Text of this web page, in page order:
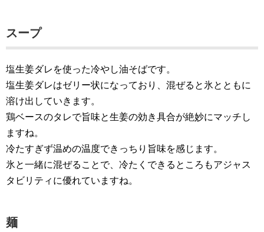
スープ
塩生姜ダレを使った冷やし油そばです。
塩生姜ダレはゼリー状になっており、混ぜると氷とともに
溶け出していきます。
鶏ベースのタレで旨味と生姜の効き具合が絶妙にマッチし
ますね。
冷たすぎず温めの温度できっちり旨味を感じます。
氷と一緒に混ぜることで、冷たくできるところもアジャス
タビリティに優れていますね。
麺